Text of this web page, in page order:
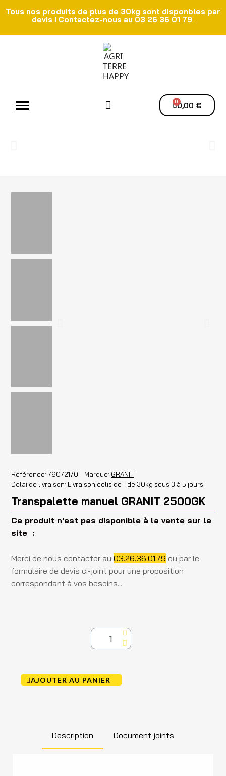
Tous nos produits de plus de 30kg sont disponbles par
devis ! Contactez-nous au 03 26 36 01 79
0,00 €
Référence 76072170 Marque GRANIT
Delai de livraison Livraison colis de - de 30kg sous 3 à 5 jours
Transpalette manuel GRANIT 2500GK
Ce produit n'est pas disponible à la vente sur le
site :
Merci de nous contacter au 03.26.36.01.79 ou par le
formulaire de devis ci-joint pour une proposition
correspondant à vos besoins...
AJOUTER AU PANIER
Description Document joints